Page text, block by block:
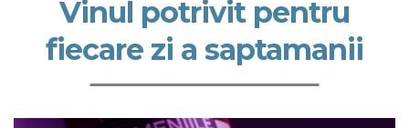
Vinul potrivit pentru
fiecare zi a saptamanii